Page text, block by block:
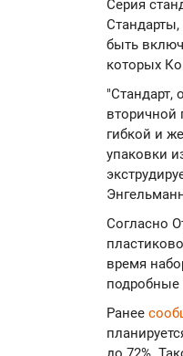
Серия
быть
которых
"Стандарт,
вторичной
гибкой и
упаковки
Согласно
время
подробные
Ранее